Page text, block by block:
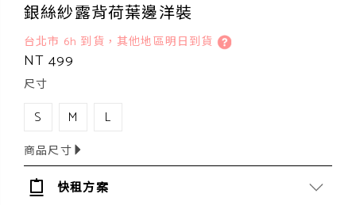
銀絲紗露背荷葉邊洋裝
台北市 6h 到貨，其他地區明日到貨
NT 499
尺寸
S M L
商品尺寸
快租方案